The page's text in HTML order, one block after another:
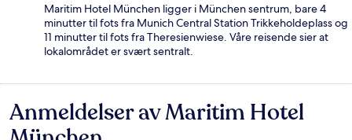
Maritim Hotel München ligger i München sentrum, bare 4
minutter til fots fra Munich Central Station Trikkeholdeplass og
11 minutter til fots fra Theresienwiese. Våre reisende sier at
lokalområdet er svært sentralt.
Anmeldelser
Anmeldelser av Maritim Hotel